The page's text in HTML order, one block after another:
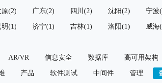
原(2) 广东(2) 四川(2) 沈阳(2) 宁波
明(1) 济宁(1) 吉林(1) 洛阳(1) 威海
AR/VR 信息安全 数据库 高可用架构
产品 软件测试 中间件 管理